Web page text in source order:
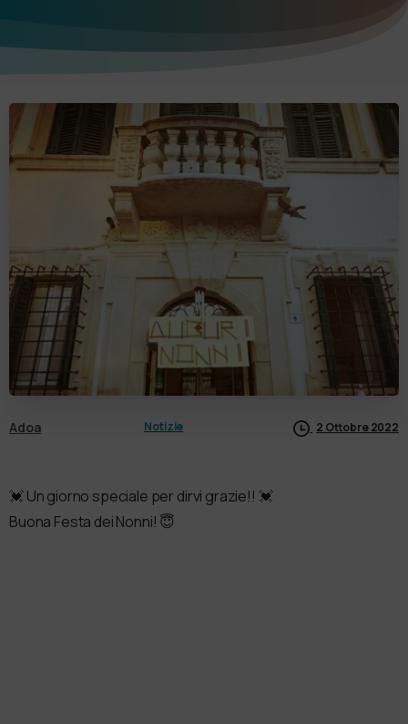
Adoa Notizie 2 Ottobre 2022
💓 Un giorno speciale per dirvi grazie!! 💓
Buona Festa dei Nonni! 😇